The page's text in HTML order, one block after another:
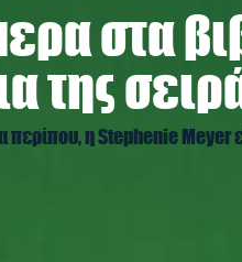
στα
της
η Stephenie Meyer